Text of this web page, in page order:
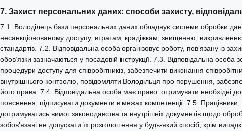
7. Захист персональних даних: способи захисту,
7.1. Володілець бази персональних даних обладнує системи обробки
несанкціонованому доступу, втратам, крадіжкам, знищенню,
стандартів. 7.2. Відповідальна особа організовує роботу, пов’язану із
обов’язки зазначаються у посадовій інструкції. 7.3. Відповідальна
процедури доступу для співробітників, забезпечити виконання
внутрішнього контролю, повідомляти Володільця про порушення,
його права. 7.4. Відповідальна особа має право: отримувати необхідні
пояснення, підписувати документи в межах компетенції. 7.5.
дотримуватись вимог законодавства та внутрішніх документів щодо
зобов’язані не допускати їх розголошення у будь-який спосіб, крім